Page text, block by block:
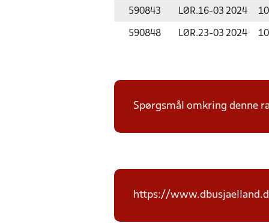
590843 LØR.16-03 2024
590848 LØR.23-03 2024
Spørgsmål omkring denne
https://